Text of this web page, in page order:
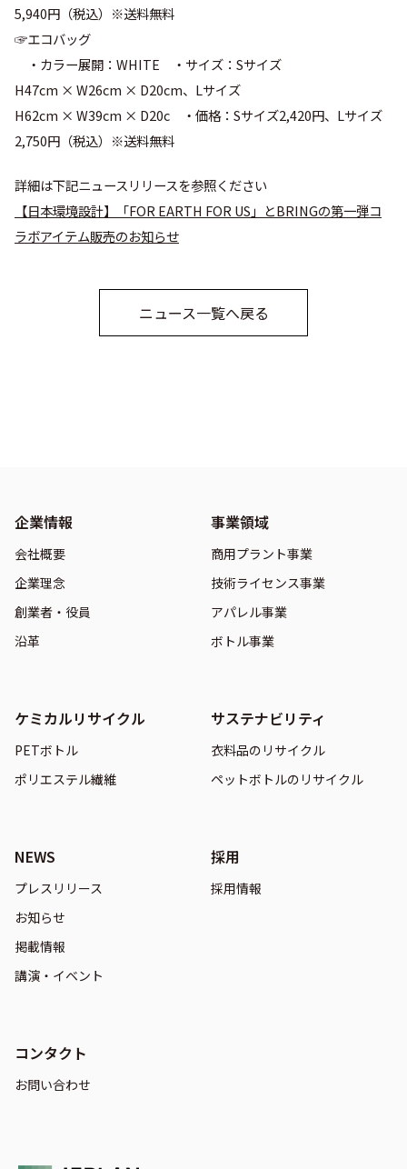
5,940円（税込）※送料無料
☞エコバッグ
・カラー展開： WHITE ・サイズ： Sサイズ
H47cm × W26cm × D20cm、 Lサイズ
H62cm × W39cm × D20c ・価格： Sサイズ2,420円、 Lサイズ
2,750円（税込）※送料無料
詳細は下記ニュースリリースを参照ください
【日本環境設計】「FOR EARTH FOR US」とBRINGの第一弾コ
ラボアイテム販売のお知らせ
ニュース一覧へ戻る
企業情報
会社概要
企業理念
創業者・役員
沿革
事業領域
商用プラント事業
技術ライセンス事業
アパレル事業
ボトル事業
ケミカルリサイクル
PETボトル
ポリエステル繊維
サステナビリティ
衣料品のリサイクル
ペットボトルのリサイクル
NEWS
プレスリリース
お知らせ
掲載情報
講演・イベント
採用
採用情報
コンタクト
お問い合わせ